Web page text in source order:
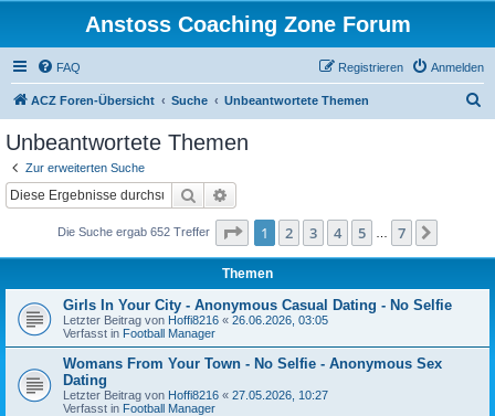
Anstoss Coaching Zone Forum
FAQ Anmelden
Registrieren
ACZ Foren-Übersicht Suche Unbeantwortete Themen
Unbeantwortete Themen
Zur erweiterten Suche
Suche
Die Suche ergab 652 Treffer Seite 1von
1 2 3 4 5 7
Themen
Girls In Your City - Anonymous Casual Dating - No Selfie
Letzter Beitrag von Hoffi8216 « 26.06.2026, 03:05
Verfasst in Football Manager
Womans From Your Town - No Selfie - Anonymous Sex
Dating
Letzter Beitrag von Hoffi8216 « 27.05.2026, 10:27
Verfasst in Football Manager